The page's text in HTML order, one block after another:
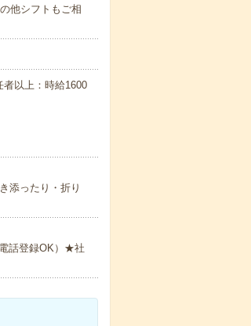
他シフトもご相
以上：時給1600
添ったり・折り
話登録OK）★社